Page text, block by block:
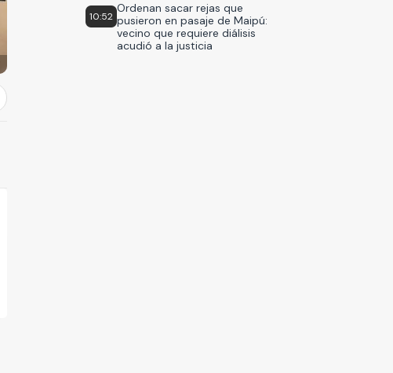
10:52
Ordenan sacar rejas que
pusieron en pasaje de Maipú:
vecino que requiere diálisis
acudió a la justicia